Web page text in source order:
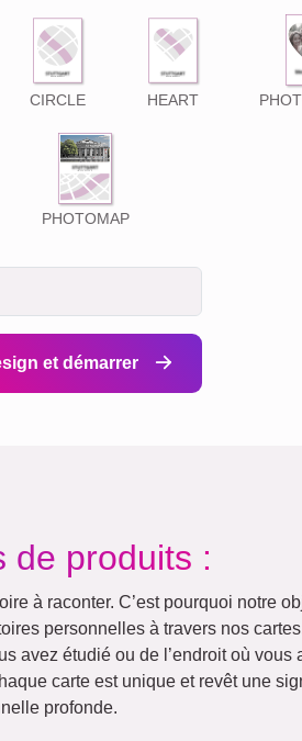
CIRCLE HEART
PHOTOMAP
et démarrer
de produits :
à raconter. C’est pourquoi notre
personnelles à travers nos
avez étudié ou de l’endroit où vous
carte est unique et revêt une
profonde.